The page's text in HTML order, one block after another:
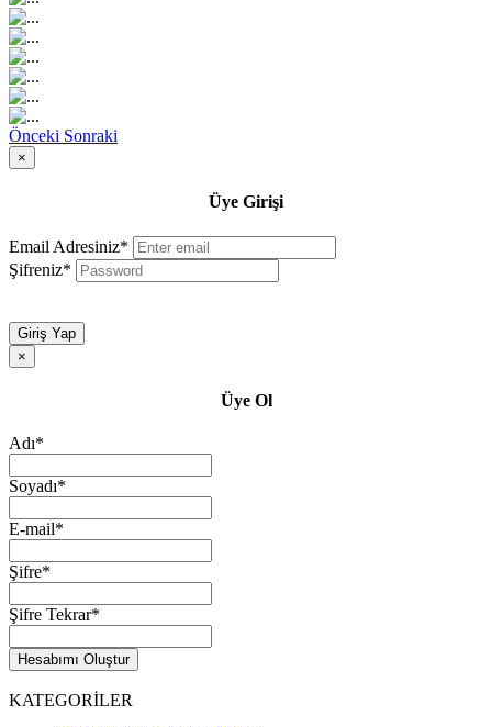
Önceki Sonraki
×
Üye Girişi
Email Adresiniz*
Şifreniz*
Giriş Yap
×
Üye Ol
Adı*
Soyadı*
E-mail*
Şifre*
Şifre Tekrar*
Hesabımı Oluştur
KATEGORİLER